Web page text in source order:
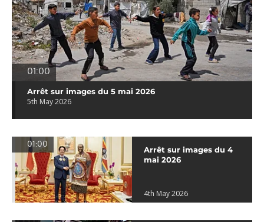
01:00
Arrêt sur images du 5 mai 2026
5th May 2026
01:00
Arrêt sur images du 4
mai 2026
4th May 2026